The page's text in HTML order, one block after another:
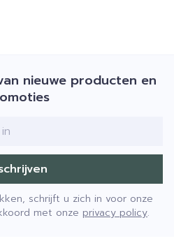
en eigenmachtig
vervalt elke
nieuwe producten en
schrijft u zich in voor onze
met onze privacy policy.